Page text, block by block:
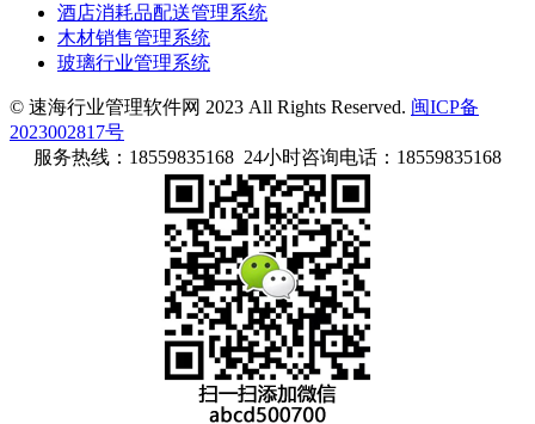
酒店消耗品配送管理系统
木材销售管理系统
玻璃行业管理系统
© 速海行业管理软件网 2023 All Rights Reserved. 闽ICP备
2023002817号
服务热线：18559835168 24小时咨询电话：18559835168